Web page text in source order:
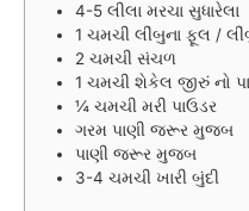
4-5 લીલા મરચા સુધારેલા
1 ચમચી લીંબુના ફૂલ /
2 ચમચી સંચળ
1 ચમચી શેકેલ જીરું નો
¼ ચમચી મરી પાઉડર
ગરમ પાણી જરૂર મુજબ
પાણી જરૂર મુજબ
3-4 ચમચી ખારી બુંદી